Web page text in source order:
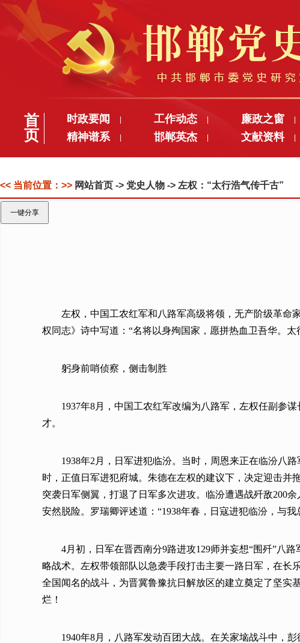
首
页
时政要闻 工作动态 廉政之窗
精神谱系 邯郸英杰 文献资料
<< 当前位置：>> 网站首页 -> 党史人物 -> 左权：“太行浩气传千古”
一键分享
左权，中国工农红军和八路军高级将领，无产阶级革命
权同志》诗中写道：“名将以身殉国家，愿拼热血卫吾华。
躬身前哨侦察，侧击制胜
1937年8月，中国工农红军改编为八路军，左权任副参
才。
1938年2月，日军进犯临汾。当时，周恩来正在临汾八
时，正值日军进犯府城。朱德在左权的建议下，决定迎击并
突袭日军侧翼，打退了日军多次进攻。临汾遭遇战歼敌200
安然脱险。罗瑞卿评述道：“1938年春，日寇进犯临汾，与
4月初，日军在晋西南分9路进攻129师并妄想“围歼”八
略战术。左权带领部队以急袭手段打击主要一路日军，在长
全国闻名的战斗，为晋冀鲁豫抗日解放区的建立奠定了坚实
烂！
1940年8月，八路军发动百团大战。在关家垴战斗中，